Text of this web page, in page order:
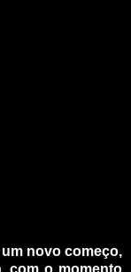
novo começo,
com o momento